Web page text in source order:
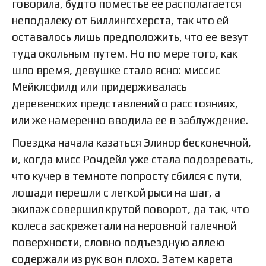
говорила, будто поместье ее располагается
неподалеку от Биллингсхерста, так что ей
оставалось лишь предположить, что ее везут
туда окольным путем. Но по мере того, как
шло время, девушке стало ясно: миссис
Мейклсфилд или придерживалась
деревенских представлений о расстояниях,
или же намеренно вводила ее в заблуждение.
Поездка начала казаться Элинор бесконечной,
и, когда мисс Рочдейл уже стала подозревать,
что кучер в темноте попросту сбился с пути,
лошади перешли с легкой рыси на шаг, а
экипаж совершил крутой поворот, да так, что
колеса заскрежетали на неровной галечной
поверхности, словно подъездную аллею
содержали из рук вон плохо. Затем карета